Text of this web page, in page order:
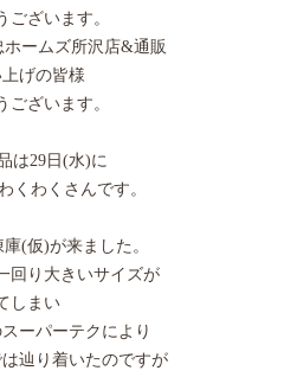
ございます。
ームズ所沢店&通販
げの皆様
ございます。
は29日(水)に
くわくさんです。
(仮)が来ました。
回り大きいサイズが
しまい
ーパーテクにより
辿り着いたのですが